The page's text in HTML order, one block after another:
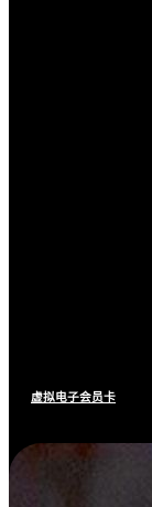
虚拟电子会员卡